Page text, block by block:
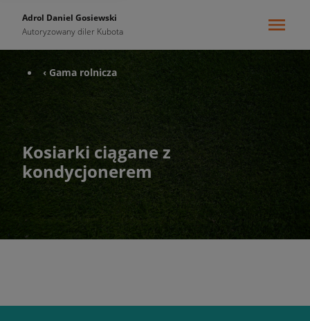
Adrol Daniel Gosiewski
Autoryzowany diler Kubota
‹ Gama rolnicza
Kosiarki ciągane z
kondycjonerem